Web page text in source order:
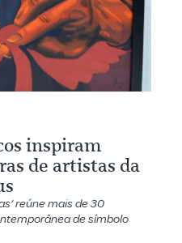
inspiram
de artistas da
reúne mais de 30
de símbolo